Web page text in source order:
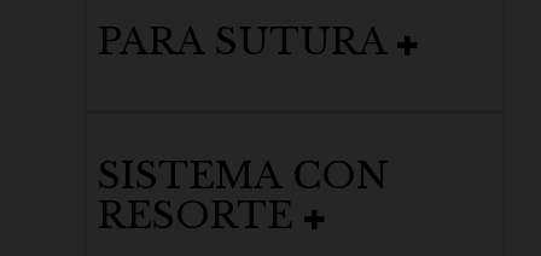
PARA SUTURA
SISTEMA CON
RESORTE